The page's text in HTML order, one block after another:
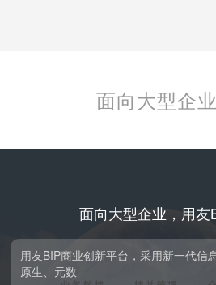
面向成长型企业
面向成长型企业，用友
面向成长型企业，用友
用友BIP 丨YonSuite 面向成长型企业